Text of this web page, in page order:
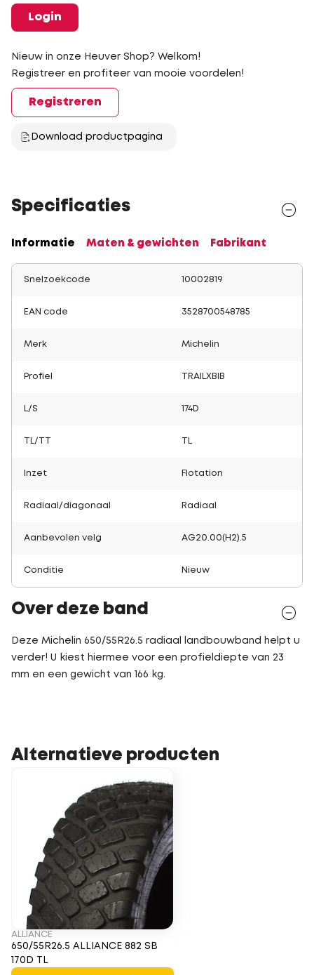
Login
Nieuw in onze Heuver Shop? Welkom!
Registreer en profiteer van mooie voordelen!
Registreren
Download productpagina
Specificaties
Informatie Maten & gewichten Fabrikant
Snelzoekcode 10002819
EAN code 3528700548785
Merk Michelin
Profiel TRAILXBIB
L/S 174D
TL/TT
Inzet Flotation
Radiaal/diagonaal Radiaal
Aanbevolen velg AG20.00(H2).5
Conditie Nieuw
Over deze band
Deze Michelin 650/55R26.5 radiaal landbouwband helpt u
verder! U kiest hiermee voor een profieldiepte van 23
mm en een gewicht van 166 kg.
Alternatieve producten
ALLIANCE
650/55R26.5 ALLIANCE 882 SB
170D TL